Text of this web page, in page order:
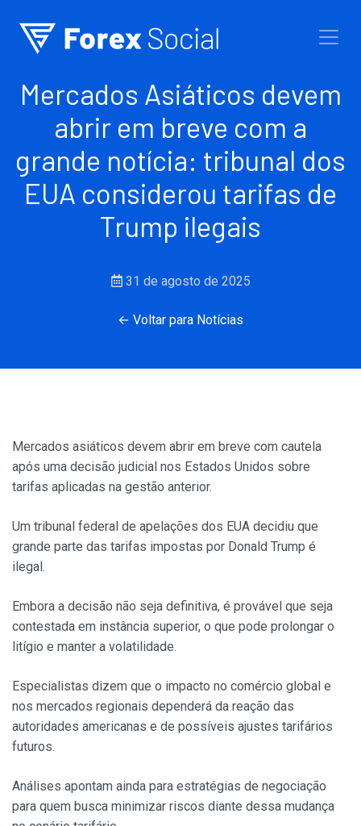
Mercados Asiáticos devem
abrir em breve com a
grande notícia: tribunal dos
EUA considerou tarifas de
Trump ilegais
31 de agosto de 2025
← Voltar para Notícias
Mercados asiáticos devem abrir em breve com cautela
após uma decisão judicial nos Estados Unidos sobre
tarifas aplicadas na gestão anterior.
Um tribunal federal de apelações dos EUA decidiu que
grande parte das tarifas impostas por Donald Trump é
ilegal.
Embora a decisão não seja definitiva, é provável que seja
contestada em instância superior, o que pode prolongar o
litígio e manter a volatilidade.
Especialistas dizem que o impacto no comércio global e
nos mercados regionais dependerá da reação das
autoridades americanas e de possíveis ajustes tarifários
futuros.
Análises apontam ainda para estratégias de negociação
para quem busca minimizar riscos diante dessa mudança